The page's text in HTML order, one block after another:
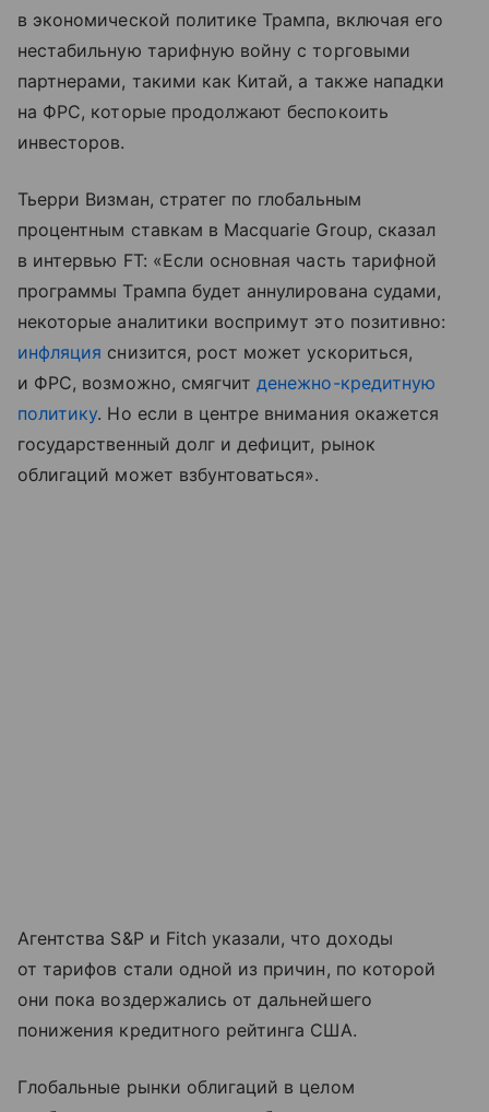
в экономической политике Трампа, включая его
нестабильную тарифную войну с торговыми
партнерами, такими как Китай, а также нападки
на ФРС, которые продолжают беспокоить
инвесторов.
Тьерри Визман, стратег по глобальным
процентным ставкам в Macquarie Group, сказал
в интервью FT: «Если основная часть тарифной
программы Трампа будет аннулирована судами,
некоторые аналитики воспримут это позитивно:
инфляция снизится, рост может ускориться,
и ФРС, возможно, смягчитденежно-кредитную
политику. Но если в центре внимания окажется
государственный долг и дефицит, рынок
облигаций может взбунтоваться».
Агентства S&P и Fitch указали, что доходы
от тарифов стали одной из причин, по которой
они пока воздержались от дальнейшего
понижения кредитного рейтинга США.
Глобальные рынки облигаций в целом